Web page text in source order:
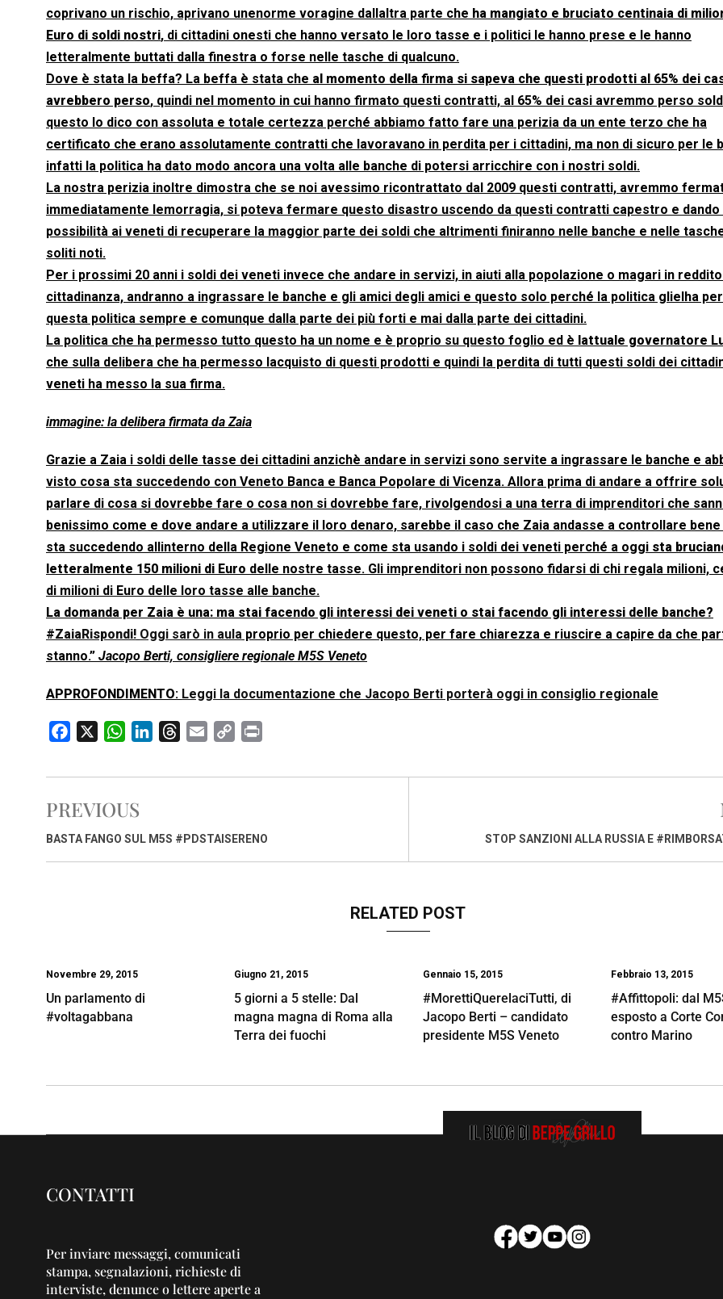
coprivano un rischio, aprivano unenorme voragine dallaltra parte che ha mangiato e bruciato centinaia di
Euro di soldi nostri, di cittadini onesti che hanno versato le loro tasse e i politici le hanno prese e le hanno
letteralmente buttati dalla finestra o forse nelle tasche di qualcuno.
Dove è stata la beffa? La beffa è stata che al momento della firma si sapeva che questi prodotti al 65% dei
avrebbero perso, quindi nel momento in cui hanno firmato questi contratti, al 65% dei casi avremmo perso
questo lo dico con assoluta e totale certezza perché abbiamo fatto fare una perizia da un ente terzo che ha
certificato che erano assolutamente contratti che lavoravano in perdita per i cittadini, ma non di sicuro per le
infatti la politica ha dato modo ancora una volta alle banche di potersi arricchire con i nostri soldi.
La nostra perizia inoltre dimostra che se noi avessimo ricontrattato dal 2009 questi contratti, avremmo
immediatamente lemorragia, si poteva fermare questo disastro uscendo da questi contratti capestro e dando
possibilità ai veneti di recuperare la maggior parte dei soldi che altrimenti finiranno nelle banche e nelle
soliti noti.
Per i prossimi 20 anni i soldi dei veneti invece che andare in servizi, in aiuti alla popolazione o magari in
cittadinanza, andranno a ingrassare le banche e gli amici degli amici e questo solo perché la politica glielha
questa politica sempre e comunque dalla parte dei più forti e mai dalla parte dei cittadini.
La politica che ha permesso tutto questo ha un nome e è proprio su questo foglio ed è lattuale governatore
che sulla delibera che ha permesso lacquisto di questi prodotti e quindi la perdita di tutti questi soldi dei
veneti ha messo la sua firma.
immagine: la delibera firmata da Zaia
Grazie a Zaia i soldi delle tasse dei cittadini anzichè andare in servizi sono servite a ingrassare le banche e
visto cosa sta succedendo con Veneto Banca e Banca Popolare di Vicenza. Allora prima di andare a offrire
parlare di cosa si dovrebbe fare o cosa non si dovrebbe fare, rivolgendosi a una terra di imprenditori che
benissimo come e dove andare a utilizzare il loro denaro, sarebbe il caso che Zaia andasse a controllare
sta succedendo allinterno della Regione Veneto e come sta usando i soldi dei veneti perché a oggi sta
letteralmente 150 milioni di Euro delle nostre tasse. Gli imprenditori non possono fidarsi di chi regala milioni,
di milioni di Euro delle loro tasse alle banche.
La domanda per Zaia è una: ma stai facendo gli interessi dei veneti o stai facendo gli interessi delle banche?
#ZaiaRispondi! Oggi sarò in aula proprio per chiedere questo, per fare chiarezza e riuscire a capire da che
stanno.” Jacopo Berti, consigliere regionale M5S Veneto
APPROFONDIMENTO: Leggi la documentazione che Jacopo Berti porterà oggi in consiglio regionale
c
b
o
W
a
s
A
n
d
r
d
a
p
i
i
PREVIOUS
BASTA FANGO SUL M5S #PDSTAISERENO STOP SANZIONI ALLA RUSSIA E
RELATED POST
Novembre 29, 2015
Un parlamento di
#voltagabbana
Giugno 21, 2015
5 giorni a 5 stelle: Dal
magna magna di Roma alla
Terra dei fuochi
Gennaio 15, 2015
#MorettiQuerelaciTutti, di
Jacopo Berti – candidato
presidente M5S Veneto
Febbraio 13, 2015
#Affittopoli: dal
esposto a Corte
contro Marino
CONTATTI
Per inviare messaggi, comunicati
stampa, segnalazioni, richieste di
interviste, denunce o lettere aperte a